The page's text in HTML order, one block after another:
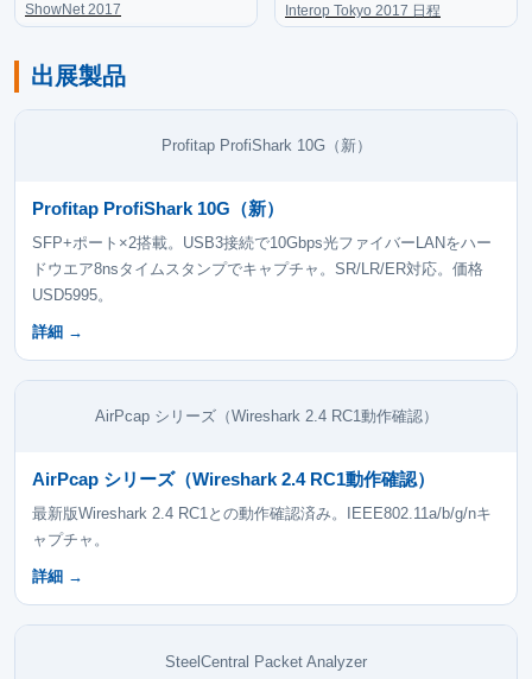
ShowNet 2017 Interop Tokyo 2017 日程
出展製品
Profitap ProfiShark 10G（新）
Profitap ProfiShark 10G（新）
SFP+ポート×2搭載。USB3接続で10Gbps光ファイバーLANをハー
ドウエア8nsタイムスタンプでキャプチャ。SR/LR/ER対応。価格
USD5995。
詳細 →
AirPcap シリーズ（Wireshark 2.4 RC1動作確認）
AirPcap シリーズ（Wireshark 2.4 RC1動作確認）
最新版Wireshark 2.4 RC1との動作確認済み。IEEE802.11a/b/g/nキ
ャプチャ。
詳細 →
SteelCentral Packet Analyzer